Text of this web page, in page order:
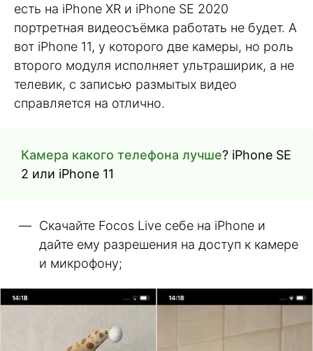
есть на iPhone XR и iPhone SE 2020
портретная видеосъёмка работать не будет. А
вот iPhone 11, у которого две камеры, но роль
второго модуля исполняет ультраширик, а не
телевик, с записью размытых видео
справляется на отлично.
Камера какого телефона лучше? iPhone SE
2 или iPhone 11
Скачайте Focos Live себе на iPhone и
дайте ему разрешения на доступ к камере
и микрофону;